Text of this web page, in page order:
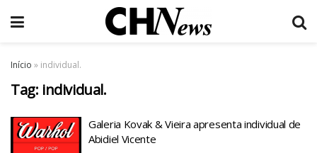
Início » individual.
Tag: individual.
Galeria Kovak & Vieira apresenta individual de
Abidiel Vicente